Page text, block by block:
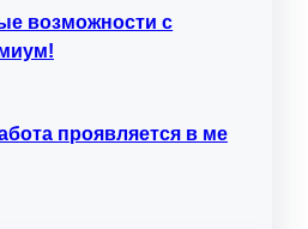
возможности с
проявляется в ме